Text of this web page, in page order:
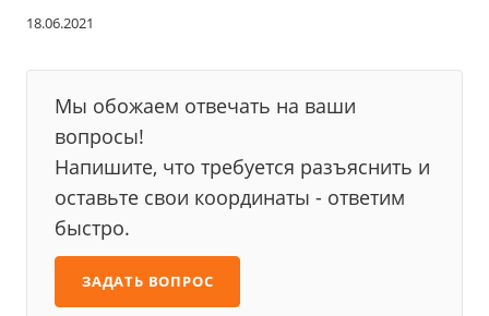
18.06.2021
Мы обожаем отвечать на ваши
вопросы!
Напишите, что требуется разъяснить и
оставьте свои координаты - ответим
быстро.
ЗАДАТЬ ВОПРОС